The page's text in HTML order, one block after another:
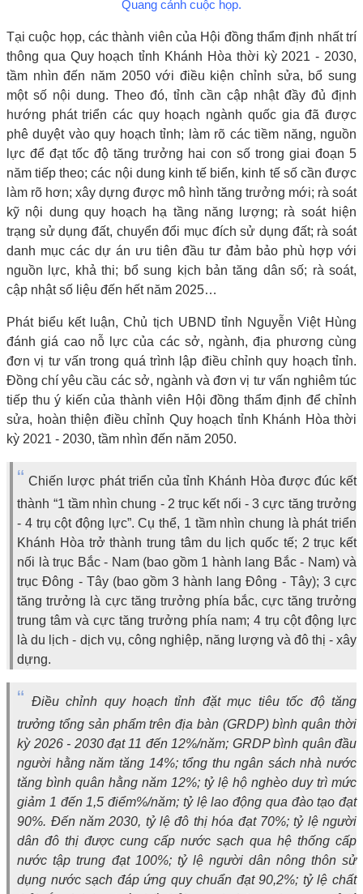
Quang cảnh cuộc họp.
Tại cuộc họp, các thành viên của Hội đồng thẩm định nhất trí
thông qua Quy hoạch tỉnh Khánh Hòa thời kỳ 2021 - 2030,
tầm nhìn đến năm 2050 với điều kiện chỉnh sửa, bổ sung
một số nội dung. Theo đó, tỉnh cần cập nhật đầy đủ định
hướng phát triển các quy hoạch ngành quốc gia đã được
phê duyệt vào quy hoạch tỉnh; làm rõ các tiềm năng, nguồn
lực để đạt tốc độ tăng trưởng hai con số trong giai đoạn 5
năm tiếp theo; các nội dung kinh tế biển, kinh tế số cần được
làm rõ hơn; xây dựng được mô hình tăng trưởng mới; rà soát
kỹ nội dung quy hoạch hạ tầng năng lượng; rà soát hiện
trạng sử dụng đất, chuyển đổi mục đích sử dụng đất; rà soát
danh mục các dự án ưu tiên đầu tư đảm bảo phù hợp với
nguồn lực, khả thi; bổ sung kịch bản tăng dân số; rà soát,
cập nhật số liệu đến hết năm 2025…
Phát biểu kết luận, Chủ tịch UBND tỉnh Nguyễn Việt Hùng
đánh giá cao nỗ lực của các sở, ngành, địa phương cùng
đơn vị tư vấn trong quá trình lập điều chỉnh quy hoạch tỉnh.
Đồng chí yêu cầu các sở, ngành và đơn vị tư vấn nghiêm túc
tiếp thu ý kiến của thành viên Hội đồng thẩm định để chỉnh
sửa, hoàn thiện điều chỉnh Quy hoạch tỉnh Khánh Hòa thời
kỳ 2021 - 2030, tầm nhìn đến năm 2050.
“ Chiến lược phát triển của tỉnh Khánh Hòa được đúc kết
thành “1 tầm nhìn chung - 2 trục kết nối - 3 cực tăng trưởng
- 4 trụ cột động lực”. Cụ thể, 1 tầm nhìn chung là phát triển
Khánh Hòa trở thành trung tâm du lịch quốc tế; 2 trục kết
nối là trục Bắc - Nam (bao gồm 1 hành lang Bắc - Nam) và
trục Đông - Tây (bao gồm 3 hành lang Đông - Tây); 3 cực
tăng trưởng là cực tăng trưởng phía bắc, cực tăng trưởng
trung tâm và cực tăng trưởng phía nam; 4 trụ cột động lực
là du lịch - dịch vụ, công nghiệp, năng lượng và đô thị - xây
dựng.
“ Điều chỉnh quy hoạch tỉnh đặt mục tiêu tốc độ tăng
trưởng tổng sản phẩm trên địa bàn (GRDP) bình quân thời
kỳ 2026 - 2030 đạt 11 đến 12%/năm; GRDP bình quân đầu
người hằng năm tăng 14%; tổng thu ngân sách nhà nước
tăng bình quân hằng năm 12%; tỷ lệ hộ nghèo duy trì mức
giảm 1 đến 1,5 điểm%/năm; tỷ lệ lao động qua đào tạo đạt
90%. Đến năm 2030, tỷ lệ đô thị hóa đạt 70%; tỷ lệ người
dân đô thị được cung cấp nước sạch qua hệ thống cấp
nước tập trung đạt 100%; tỷ lệ người dân nông thôn sử
dụng nước sạch đáp ứng quy chuẩn đạt 90,2%; tỷ lệ chất